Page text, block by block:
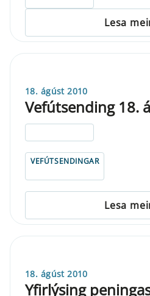
Lesa
18. ágúst 2010
Vefútsending 18.
VEFÚTSENDINGAR
Lesa
18. ágúst 2010
Yfirlýsing